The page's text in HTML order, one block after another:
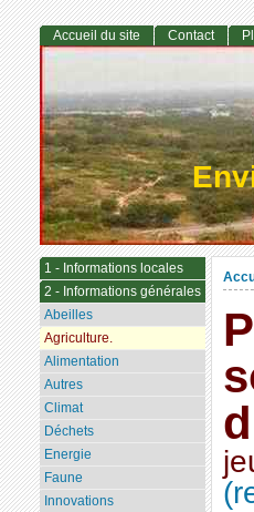
Accueil du site Contact
1 - Informations locales
2 - Informations générales
Abeilles
Agriculture.
Alimentation
Autres
Climat
Déchets
Energie
Faune
Innovations